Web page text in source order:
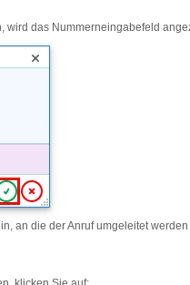
wird das Nummerneingabefeld
an die der Anruf umgeleitet